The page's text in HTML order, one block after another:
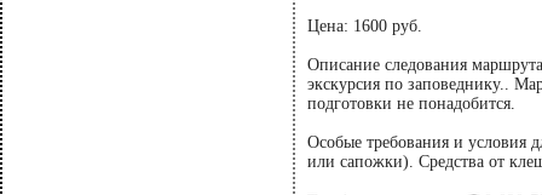
Цена: 1600 руб.
Описание следования
экскурсия по заповеднику..
подготовки не понадобится.
Особые требования и условия
или сапожки). Средства от